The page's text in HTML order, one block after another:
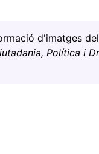
d'imatges
Política i